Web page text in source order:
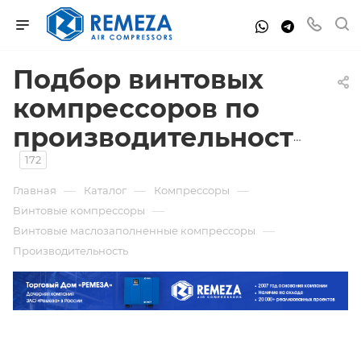
Подбор винтовых
компрессоров по
производительности
172
Главная — Каталог — Компрессоры —
Винтовые компрессоры —
Винтовые маслозаполненные компрессоры —
Производительность